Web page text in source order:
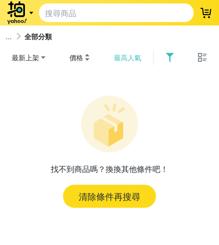
登
全部分類
最新上架 價格 最高人氣
找不到商品嗎？換換其他條件吧！
清除條件再搜尋